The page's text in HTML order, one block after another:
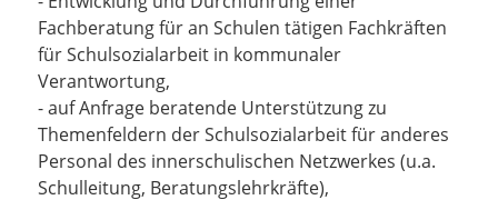
Fachberatung für an Schulen tätigen Fachkräften
für Schulsozialarbeit in kommunaler
Verantwortung,
- auf Anfrage beratende Unterstützung zu
Themenfeldern der Schulsozialarbeit für anderes
Personal des innerschulischen Netzwerkes (u.a.
Schulleitung, Beratungslehrkräfte),